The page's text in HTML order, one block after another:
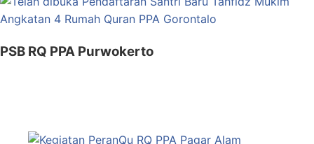
PSB RQ PPA Purwokerto